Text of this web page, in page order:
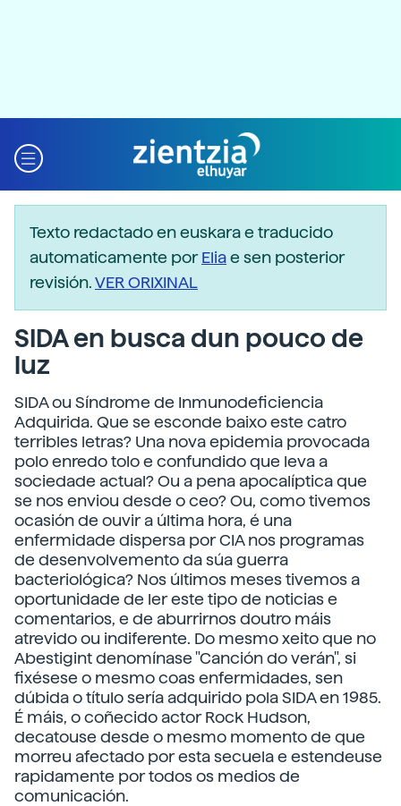
Texto redactado en euskara e traducido
automaticamente porEliae sen posterior
revisión.VER ORIXINAL
SIDA en busca dun pouco de
luz
SIDA ou Síndrome de Inmunodeficiencia
Adquirida. Que se esconde baixo este catro
terribles letras? Una nova epidemia provocada
polo enredo tolo e confundido que leva a
sociedade actual? Ou a pena apocalíptica que
se nos enviou desde o ceo? Ou, como tivemos
ocasión de ouvir a última hora, é una
enfermidade dispersa por CIA nos programas
de desenvolvemento da súa guerra
bacteriológica? Nos últimos meses tivemos a
oportunidade de ler este tipo de noticias e
comentarios, e de aburrirnos doutro máis
atrevido ou indiferente. Do mesmo xeito que no
Abestigint denomínase "Canción do verán", si
fixésese o mesmo coas enfermidades, sen
dúbida o título sería adquirido pola SIDA en 1985.
É máis, o coñecido actor Rock Hudson,
decatouse desde o mesmo momento de que
morreu afectado por esta secuela e estendeuse
rapidamente por todos os medios de
comunicación.